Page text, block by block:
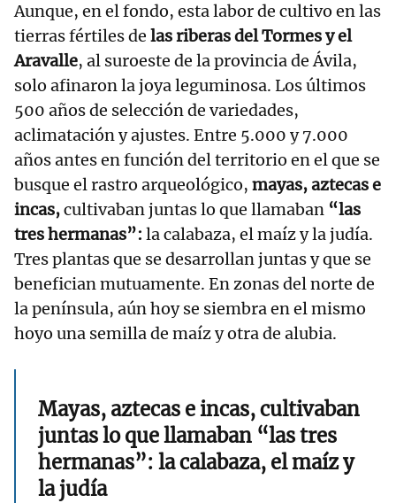
Aunque, en el fondo, esta labor de cultivo en las
tierras fértiles de las riberas del Tormes y el
Aravalle, al suroeste de la provincia de Ávila,
solo afinaron la joya leguminosa. Los últimos
500 años de selección de variedades,
aclimatación y ajustes. Entre 5.000 y 7.000
años antes en función del territorio en el que se
busque el rastro arqueológico, mayas, aztecas e
incas,cultivaban juntas lo que llamaban “las
tres hermanas”: la calabaza, el maíz y la judía.
Tres plantas que se desarrollan juntas y que se
benefician mutuamente. En zonas del norte de
la península, aún hoy se siembra en el mismo
hoyo una semilla de maíz y otra de alubia.
Mayas, aztecas e incas, cultivaban
juntas lo que llamaban “las tres
hermanas”: la calabaza, el maíz y
la judía